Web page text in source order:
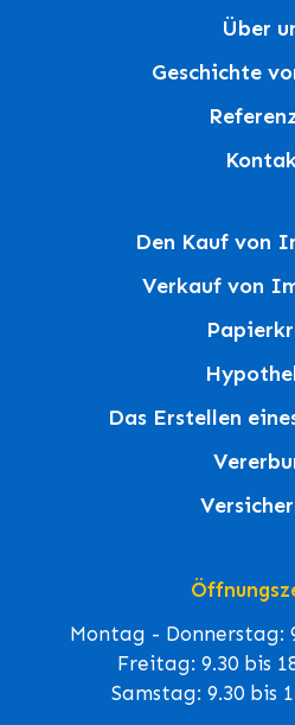
Über
Geschichte
Den Kauf von
Verkauf von
Das Erstellen
Montag - Donnerstag:
Freitag: 9.30 bis
Samstag: 9.30 bis